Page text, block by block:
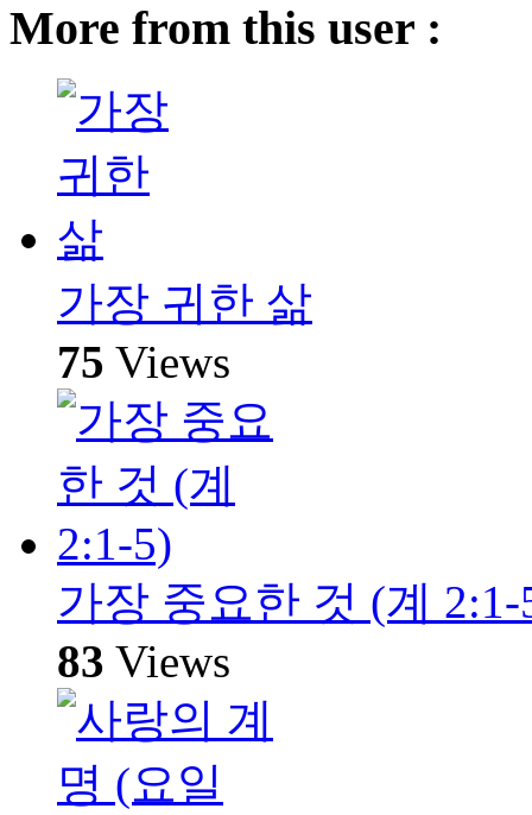
More from this user :
가장 귀한 삶
75 Views
가장 중요한 것 (계 2:1-
83 Views